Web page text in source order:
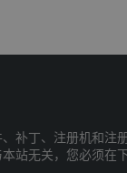
补丁、注册机和
站无关，您必须